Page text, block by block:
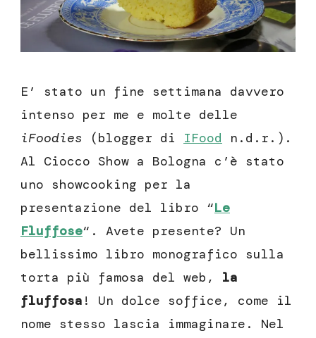
E’ stato un fine settimana davvero
intenso per me e molte delle
iFoodies (blogger di IFood n.d.r.).
Al Ciocco Show a Bologna c’è stato
uno showcooking per la
presentazione del libro “Le
Fluffose“. Avete presente? Un
bellissimo libro monografico sulla
torta più famosa del web, la
fluffosa ! Un dolce soffice, come il
nome stesso lascia immaginare. Nel